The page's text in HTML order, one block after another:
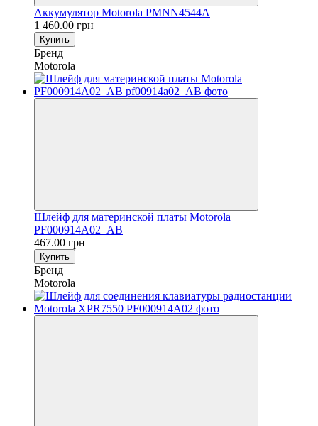
Аккумулятор Motorola PMNN4544A
1 460.00 грн
Купить
Бренд
Motorola
Шлейф для материнской платы Motorola
PF000914A02_AB
467.00 грн
Купить
Бренд
Motorola